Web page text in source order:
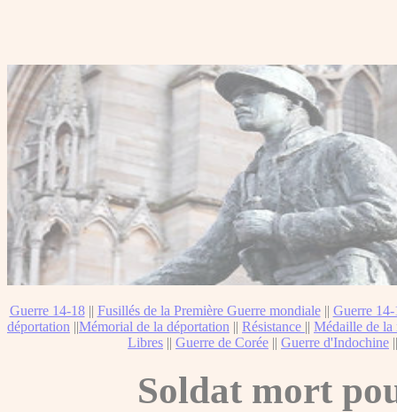
Guerre 14-18|| Fusillés de la Première Guerre mondiale|| Guerre
déportation ||Mémorial de la déportation || Résistance || Médaille de la
Libres || Guerre de Corée || Guerre d'Indochine
Soldat mort